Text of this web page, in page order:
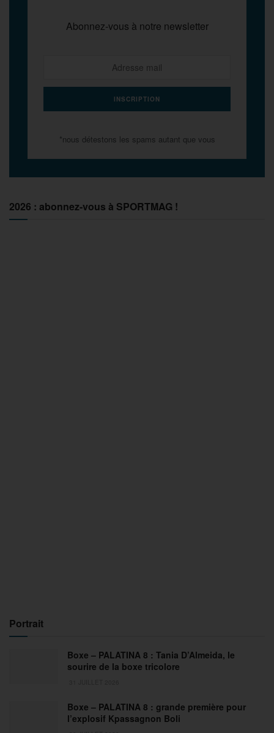
Abonnez-vous à notre newsletter
*nous détestons les spams autant que vous
2026 : abonnez-vous à SPORTMAG !
Portrait
Boxe – PALATINA 8 : Tania D’Almeida, le
sourire de la boxe tricolore
Boxe – PALATINA 8 : grande première pour
l’explosif Kpassagnon Boli